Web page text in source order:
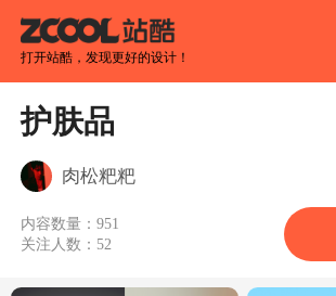
打开站酷，发现更好的设计！
护肤品
肉松粑粑
内容数量：951
关注人数： 52